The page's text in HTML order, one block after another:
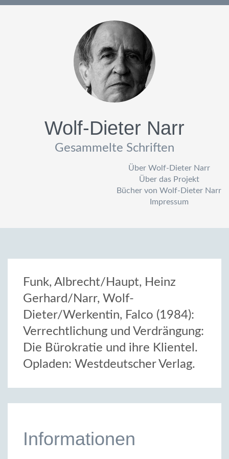
Wolf-Dieter Narr
Gesammelte Schriften
Über Wolf-Dieter Narr
Über das Projekt
Bücher von Wolf-Dieter Narr
Impressum
Funk, Albrecht/Haupt, Heinz
Gerhard/Narr, Wolf-
Dieter/Werkentin, Falco (1984):
Verrechtlichung und Verdrängung:
Die Bürokratie und ihre Klientel.
Opladen: Westdeutscher Verlag.
Informationen